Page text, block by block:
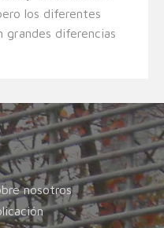
los diferentes
diferencias
nosotros